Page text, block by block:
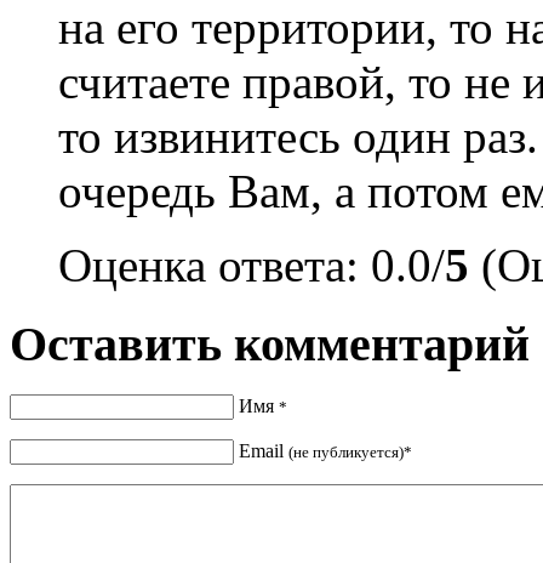
на его территории, то
считаете правой, то не
то извинитесь один
очередь Вам, а потом
Оценка ответа: 0.0/5
Оставить комментарий
Имя *
Email (не публикуется)*